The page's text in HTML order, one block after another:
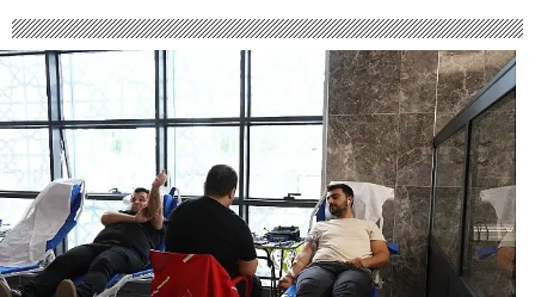
FESTİVALİ” HEYECANI
GAZİOSMANPAŞA’DA
YAŞANACAK